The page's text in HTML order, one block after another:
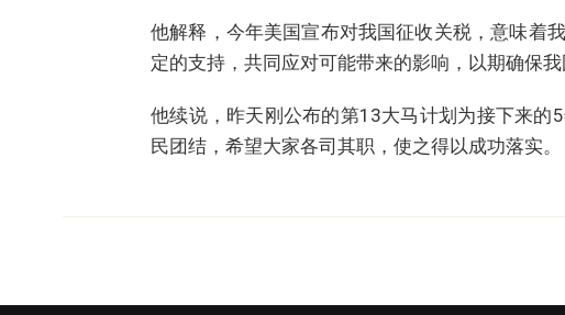
他解释，今年美国宣布对我国征收关税，意味着
定的支持，共同应对可能带来的影响，以期确保我
他续说，昨天刚公布的第13大马计划为接下来的
民团结，希望大家各司其职，使之得以成功落实。